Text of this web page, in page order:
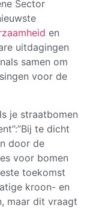
Sector
en
uitdagingen
samen om
voor de
je straatbomen
te dicht
door de
voor bomen
toekomst
kroon- en
maar dit vraagt